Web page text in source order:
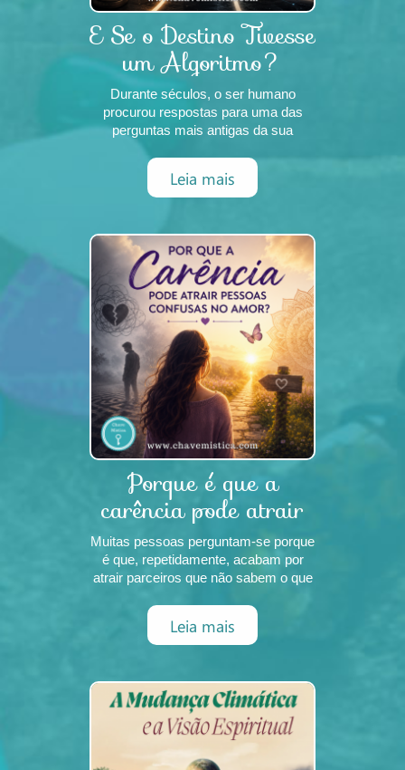
E Se o Destino Tivesse
um Algoritmo?
Durante séculos, o ser humano
procurou respostas para uma das
perguntas mais antigas da sua
existência: O que me espera?
Perguntámos às estrelas.
Observámos os ciclos da Lua.
Procurámos sinais na natureza,
cartas sobre mesas cobertas de
veludo. Consultámos oráculos,
Leia mais
Porque é que a
carência pode atrair
pessoas confus
Muitas pessoas perguntam-se porque
é que, repetidamente, acabam por
atrair parceiros que não sabem o que
depois desaparecem, que enviam
sinais contraditórios ou que parecem
emocionalmente indisponíveis.
psicológicas para este padrão, a e
Leia mais